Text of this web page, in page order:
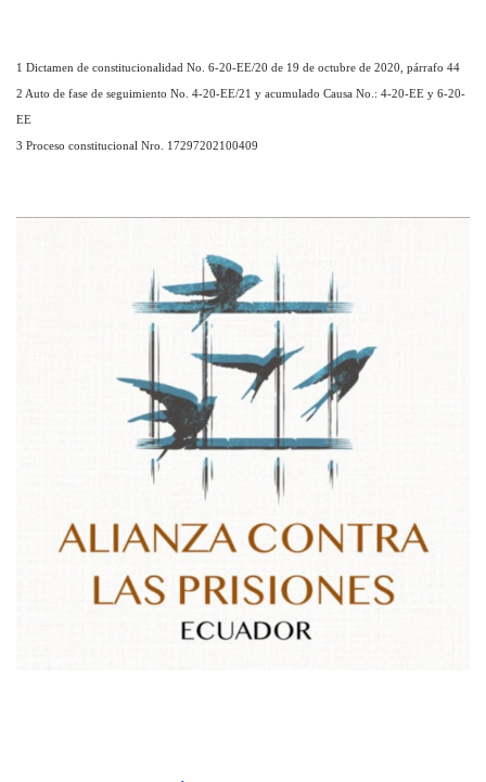
1 Dictamen de constitucionalidad No. 6-20-EE/20 de 19 de octubre de 2020, párrafo 44
2 Auto de fase de seguimiento No. 4-20-EE/21 y acumulado Causa No.: 4-20-EE y 6-20-
EE
3 Proceso constitucional Nro. 17297202100409